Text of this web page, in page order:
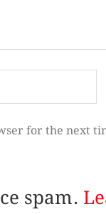
for the next
spam.